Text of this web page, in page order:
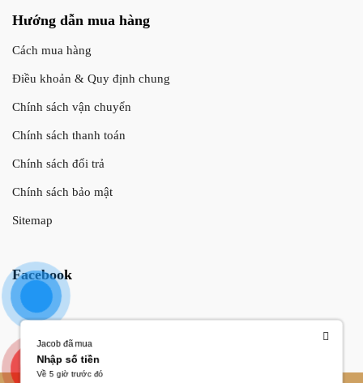
Hướng dẫn mua hàng
Cách mua hàng
Điều khoản & Quy định chung
Chính sách vận chuyển
Chính sách thanh toán
Chính sách đổi trả
Chính sách bảo mật
Sitemap
Facebook
Jacob đã mua
Nhập số tiền
Về 5 giờ trước đó